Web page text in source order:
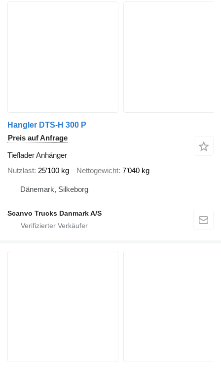
Hangler DTS-H 300 P
Preis auf Anfrage
Tieflader Anhänger
Nutzlast 25’100 kg Nettogewicht 7’040 kg
Dänemark, Silkeborg
Scanvo Trucks Danmark A/S